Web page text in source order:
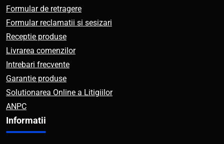
Formular de retragere
Formular reclamatii si sesizari
Receptie produse
Livrarea comenzilor
Intrebari frecvente
Garantie produse
Solutionarea Online a Litigiilor
ANPC
Informatii